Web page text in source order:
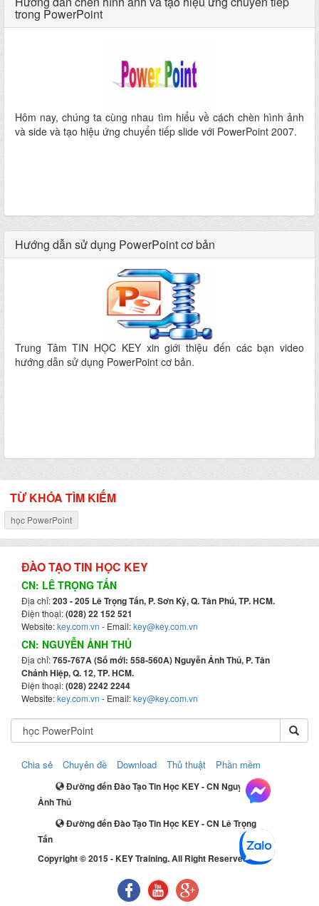
trong PowerPoint
Hôm nay, chúng ta cùng nhau tìm hiểu về cách chèn hình ảnh
và side và tạo hiệu ứng chuyển tiếp slide với PowerPoint 2007.
Hướng dẫn sử dụng PowerPoint cơ bản
Trung Tâm TIN HỌC KEY xin giới thiệu đến các bạn video
hướng dẫn sử dụng PowerPoint cơ bản.
TỪ KHÓA TÌM KIẾM
học PowerPoint
ĐÀO TẠO TIN HỌC KEY
CN: LÊ TRỌNG TẤN
Địa chỉ:203 - 205 Lê Trọng Tấn, P. Sơn Kỳ, Q. Tân Phú, TP. HCM.
Điện thoại:(028) 22 152 521
Website:key.com.vn - Email:key@key.com.vn
CN: NGUYỄN ẢNH THỦ
Địa chỉ:765-767A (Số mới: 558-560A) Nguyễn Ảnh Thủ, P. Tân
Chánh Hiệp, Q. 12, TP. HCM.
Điện thoại:(028) 2242 2244
Website:key.com.vn - Email:key@key.com.vn
Chia sẻ Chuyên đề Download Thủ thuật Phần mềm
Đường đến Đào Tạo Tin Học KEY - CN Nguyễn
Ảnh Thủ
Đường đến Đào Tạo Tin Học KEY - CN Lê Trọng
Tấn
Copyright © 2015 - KEY Training. All Right Reserved.